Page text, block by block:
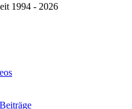
1994 - 2026